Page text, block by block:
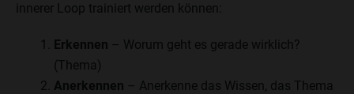
innerer Loop trainiert werden können:
Erkennen – Worum geht es gerade wirklich?
(Thema)
Anerkennen – Anerkenne das Wissen, das Thema